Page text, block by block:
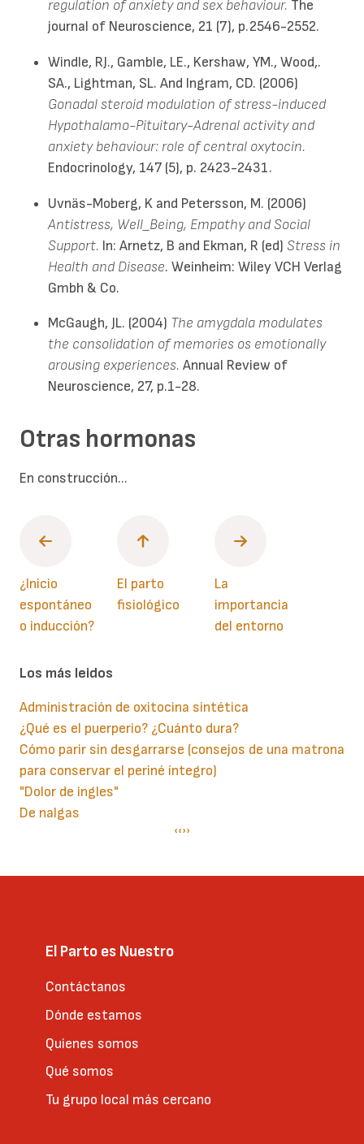
regulation of anxiety and sex behaviour. The
journal of Neuroscience, 21 (7), p.2546-2552.
Windle, RJ., Gamble, LE., Kershaw, YM., Wood,.
SA., Lightman, SL. And Ingram, CD. (2006)
Gonadal steroid modulation of stress-induced
Hypothalamo-Pituitary-Adrenal activity and
anxiety behaviour: role of central oxytocin.
Endocrinology, 147 (5), p. 2423-2431.
Uvnäs-Moberg, K and Petersson, M. (2006)
Antistress, Well_Being, Empathy and Social
Support. In: Arnetz, B and Ekman, R (ed) Stress in
Health and Disease. Weinheim: Wiley VCH Verlag
Gmbh & Co.
McGaugh, JL. (2004) The amygdala modulates
the consolidation of memories os emotionally
arousing experiences.Annual Review of
Neuroscience, 27, p.1-28.
Otras hormonas
En construcción...
¿Inicio
espontáneo
o inducción?
El parto
fisiológico
La
importancia
del entorno
Los más leidos
Administración de oxitocina sintética
¿Qué es el puerperio? ¿Cuánto dura?
Cómo parir sin desgarrarse (consejos de una matrona
para conservar el periné íntegro)
"Dolor de ingles"
De nalgas
Página
‹‹Siguiente
››
El Parto es Nuestro
Contáctanos
Dónde estamos
Quienes somos
Qué somos
Tu grupo local más cercano